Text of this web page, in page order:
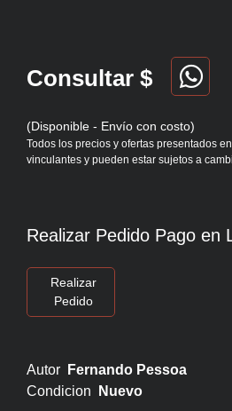
Consultar $
(Disponible - Envío con costo)
Todos los precios y ofertas presentados
vinculantes y pueden estar sujetos a
Realizar Pedido Pago en
Realizar
Pedido
Autor
Fernando Pessoa
Condicion
Nuevo